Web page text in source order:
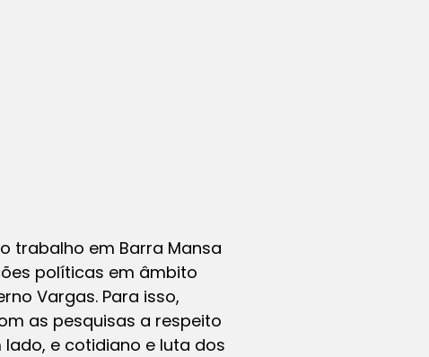
trabalho em Barra Mansa
políticas em âmbito
Vargas. Para isso,
as pesquisas a respeito
e cotidiano e luta dos